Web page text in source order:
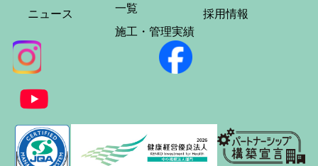
ニュース
一覧
施工・管理実績
採用情報